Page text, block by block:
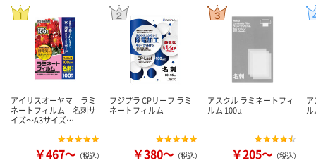
アイリスオーヤマ ラミ
ネートフィルム 名刺サ
イズ～A3サイズ…
￥467～ （税込）
フジプラ CPリーフ ラミ
ネートフィルム
￥380～ （税込）
アスクル ラミネートフィ
ルム 100μ
￥205～ （税込）